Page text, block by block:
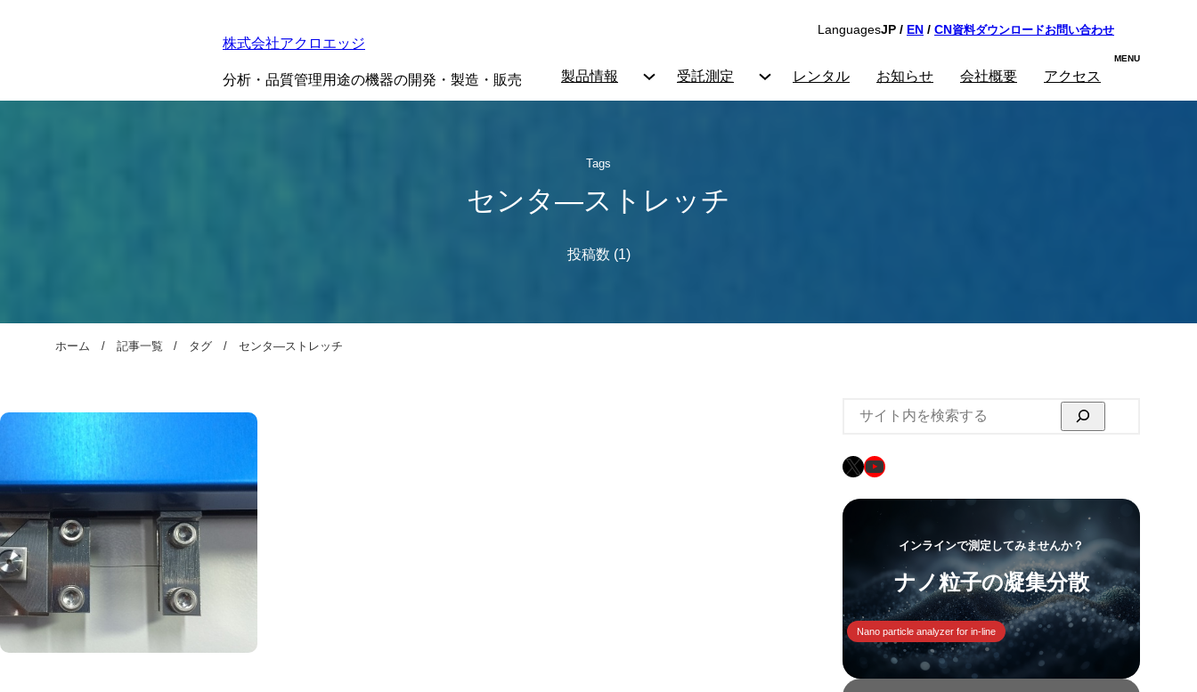
株式会社アクロエッジ
分析・品質管理用途の機器の開発・製造・販売
LanguagesJP / EN / CN 資料ダウンロードお問い合わせ
製品情報 受託測定 レンタル お知らせ 会社概要 アクセス
Tags
センタ―ストレッチ
ホーム 記事一覧 タグ センタ―ストレッチ
X YouTube
インラインで測定してみませんか？
ナノ粒子の凝集分散
Nano particle analyzer for in-line